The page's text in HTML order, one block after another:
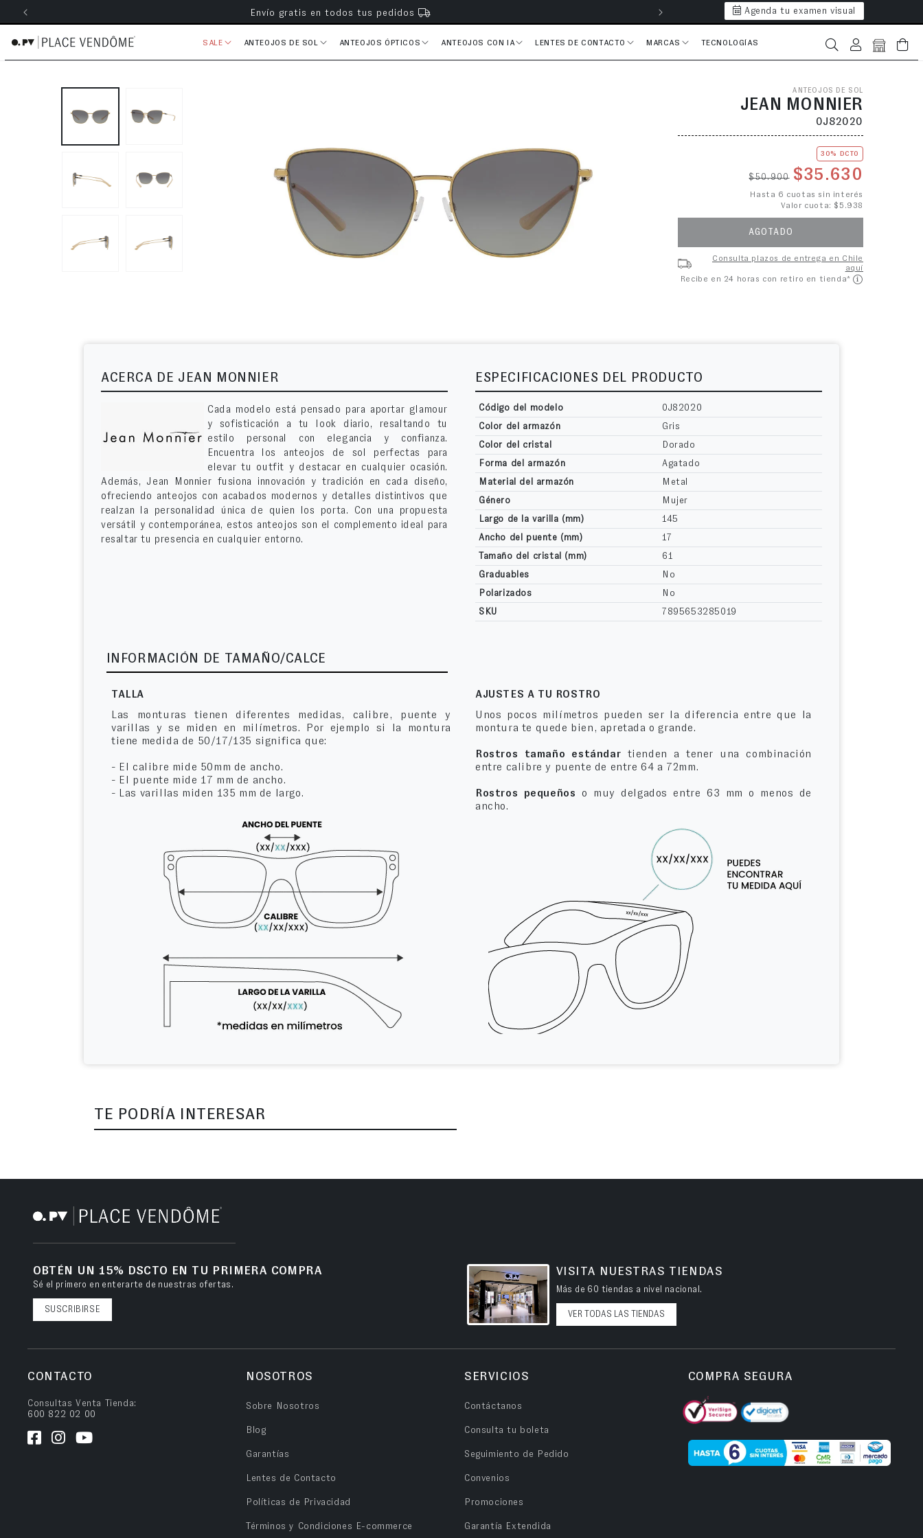
al contenido Envío gratis en todos tus pedidos Hasta 6 cuotas
Agenda tu examen visual
SALE ANTEOJOS DE SOL ANTEOJOS ÓPTICOS ANTEOJOS CON IA LENTES DE CONTACTO MARCAS TECNOLOGÍAS Iniciar sesión Bolsa
ANTEOJOS DE SOL
JEAN MONNIER
0J82020
30% DCTO
Precio habitual
$50.900 $35.630
Hasta 6 cuotas sin interés
Valor cuota: $5.938
AGOTADO
Consulta plazos de entrega en Chile
aquí
Recibe en 24 horas con retiro en tienda*
ACERCA DE JEAN MONNIER
Cada modelo está pensado para aportar glamour
y sofisticación a tu look diario, resaltando tu
estilo personal con elegancia y confianza.
Encuentra los anteojos de sol perfectas para
elevar tu outfit y destacar en cualquier ocasión.
Además, Jean Monnier fusiona innovación y tradición en cada diseño,
ofreciendo anteojos con acabados modernos y detalles distintivos que
realzan la personalidad única de quien los porta. Con una propuesta
versátil y contemporánea, estos anteojos son el complemento ideal para
resaltar tu presencia en cualquier entorno.
ESPECIFICACIONES DEL PRODUCTO
Código del modelo
0J82020
Color del armazón
Gris
Color del cristal
Dorado
Forma del armazón
Agatado
Material del armazón
Metal
Género
Mujer
Largo de la varilla (mm)
145
Ancho del puente (mm)
17
Tamaño del cristal (mm)
61
Graduables
No
Polarizados
No
SKU
7895653285019
INFORMACIÓN DE TAMAÑO/CALCE
TALLA
Las monturas tienen diferentes medidas, calibre, puente y
varillas y se miden en milímetros. Por ejemplo si la montura
tiene medida de 50/17/135 significa que:
- El calibre mide 50mm de ancho.
- El puente mide 17 mm de ancho.
- Las varillas miden 135 mm de largo.
AJUSTES A TU ROSTRO
Unos pocos milímetros pueden ser la diferencia entre que la
montura te quede bien, apretada o grande.
Rostros tamaño estándar tienden a tener una combinación
entre calibre y puente de entre 64 a 72mm.
Rostros pequeños o muy delgados entre 63 mm o menos de
ancho.
TE PODRÍA INTERESAR
OBTÉN UN 15% DSCTO EN TU PRIMERA COMPRA
Sé el primero en enterarte de nuestras ofertas.
SUSCRIBIRSE
VISITA NUESTRAS TIENDAS
Más de 60 tiendas a nivel nacional.
VER TODAS LAS TIENDAS
CONTACTO
Consultas Venta Tienda:
600 822 02 00
NOSOTROS
Sobre Nosotros
Blog
Garantías
Lentes de Contacto
Políticas de Privacidad
Términos y Condiciones E-commerce
SERVICIOS
Contáctanos
Consulta tu boleta
Seguimiento de Pedido
Convenios
Promociones
Garantía Extendida
COMPRA SEGURA